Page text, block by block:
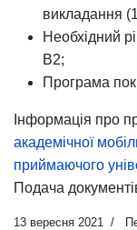
викладання
Необхідний
В2;
Програма
Інформація про
академічної
приймаючого
Подача
13 вересня 2021